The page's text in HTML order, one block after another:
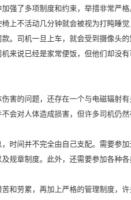
强了多项制度和约束，举措非常严
上不活动几分钟就会被视为打盹睡
。司机一旦上车，就会受到摄像头
来说已经是家常便饭，但他们却没
害的问题，还存在一个与电磁辐射
会对人体造成损害，但许多司机仍
时间并不完全由自己支配。需要参
规章制度。此外，还需要参加各种
和劳累，再加上严格的管理制度，